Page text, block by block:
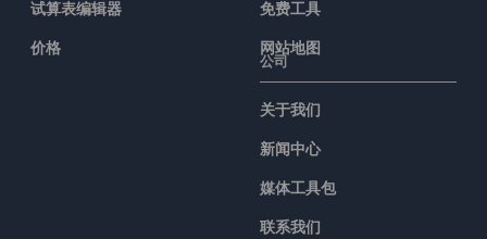
试算表编辑器
价格
免费工具
网站地图
公司
关于我们
新闻中心
媒体工具包
联系我们